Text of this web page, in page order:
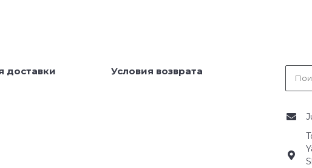
доставки Условия возврата